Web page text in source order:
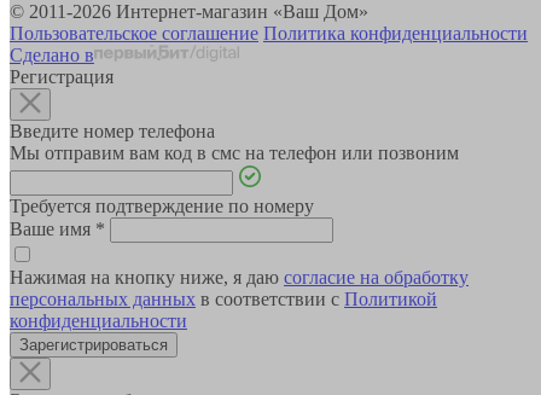
© 2011-2026 Интернет-магазин «Ваш Дом»
Пользовательское соглашение Политика конфиденциальности
Сделано в
Регистрация
Введите номер телефона
Мы отправим вам код в смс на телефон или позвоним
Требуется подтверждение по номеру
Ваше имя *
Нажимая на кнопку ниже, я даю согласие на обработку
персональных данных в соответствии с Политикой
конфиденциальности
Зарегистрироваться